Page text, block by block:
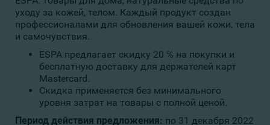
уходу за кожей, телом. Каждый продукт создан
профессионалами для обновления вашей кожи, тела
и самочувствия.
ESPA предлагает скидку 20 % на покупки и
бесплатную доставку для держателей карт
Mastercard.
Скидка применяется без минимального
уровня затрат на товары с полной ценой.
Период действия предложения: по 31 декабря 2022